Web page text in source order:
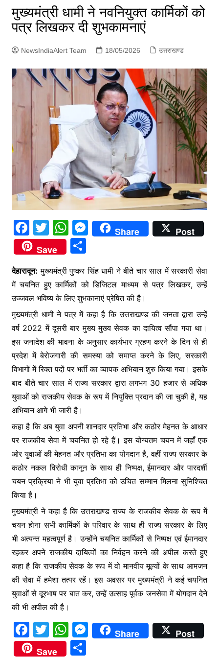
मुख्यमंत्री धामी ने नवनियुक्त कार्मिकों को
पत्र लिखकर दी शुभकामनाएं
NewsIndiaAlert Team 18/05/2026 उत्तराखण्ड
F
a
c
e
b
o
o
k
T
w
itt
er
W
h
at
s
A
p
p
M
e
s
e
n
g
er
Share
Post
Save
S
ar
e
देहारादून: मुख्यमंत्री पुष्कर सिंह धामी ने बीते चार साल में सरकारी सेवा
में चयनित हुए कार्मिकों को डिजिटल माध्यम से पत्र लिखकर, उन्हें
उज्जवल भविष्य के लिए शुभकानाएं प्रेषित की है।
मुख्यमंत्री धामी ने पत्र में कहा है कि उत्तराखण्ड की जनता द्वारा उन्हें
वर्ष 2022 में दूसरी बार मुख्य मुख्य सेवक का दायित्व सौंपा गया था।
इस जनादेश की भावना के अनुसार कार्यभार ग्रहण करने के दिन से ही
प्रदेश में बेरोजगारी की समस्या को समाप्त करने के लिए, सरकारी
विभागों में रिक्त पदों पर भर्ती का व्यापक अभियान शुरु किया गया। इसके
बाद बीते चार साल में राज्य सरकार द्वारा लगभग 30 हजार से अधिक
युवाओं को राजकीय सेवक के रूप में नियुक्ति प्रदान की जा चुकी है, यह
अभियान आगे भी जारी है।
कहा है कि अब युवा अपनी शानदार प्रतिभा और कठोर मेहनत के आधार
पर राजकीय सेवा में चयनित हो रहे हैं। इस योग्यतम चयन में जहाँ एक
ओर युवाओं की मेहनत और प्रतिभा का योगदान है, वहीं राज्य सरकार के
कठोर नकल विरोधी कानून के साथ ही निष्पक्ष, ईमानदार और पारदर्शी
चयन प्रक्रिया ने भी युवा प्रतिभा को उचित सम्मान मिलना सुनिश्चित
किया है।
मुख्यमंत्री ने कहा है कि उत्तराखण्ड राज्य के राजकीय सेवक के रूप में
चयन होना सभी कार्मिकों के परिवार के साथ ही राज्य सरकार के लिए
भी अत्यन्त महत्वपूर्ण है। उन्होंने चयनित कार्मिकों से निष्पक्ष एवं ईमानदार
रहकर अपने राजकीय दायित्वों का निर्वहन करने की अपील करते हुए
कहा है कि राजकीय सेवक के रूप में वो मानवीय मूल्यों के साथ आमजन
की सेवा में हमेशा तत्पर रहें। इस अवसर पर मुख्यमंत्री ने कई चयनित
युवाओं से दूरभाष पर बात कर, उन्हें उत्साह पूर्वक जनसेवा में योगदान देने
की भी अपील की है।
F
a
T
w
W
h
M
e
Share
Post
Save
S
p
g